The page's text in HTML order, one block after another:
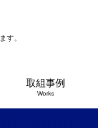
す。
取組事例
Works